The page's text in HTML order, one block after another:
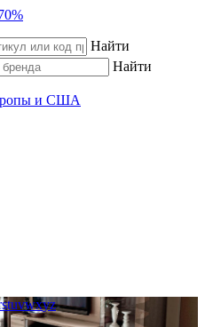
Найти
Найти
и США
stuvwxyz